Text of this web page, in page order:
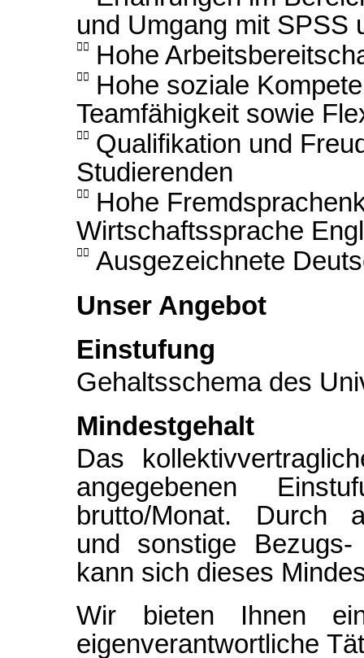
und Umgang mit SPSS
 Hohe

Hohe soziale
Teamfähigkeit sowie

Qualifikation und
Studierenden

Hohe
Wirtschaftssprache

Ausgezeichnete
Unser Angebot
Einstufung
Gehaltsschema des
Mindestgehalt
Das
angegebenen
brutto/Monat. Durch
und sonstige Bezugs-
kann sich dieses
Wir bieten Ihnen
eigenverantwortliche